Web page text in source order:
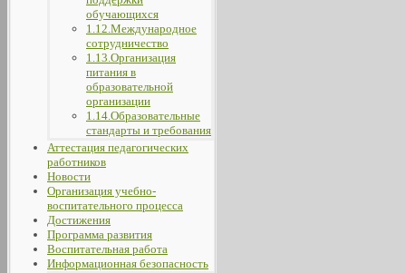
обучающихся
1.12.Международное
сотрудничество
1.13.Организация
питания в
образовательной
организации
1.14.Образовательные
стандарты и требования
Аттестация педагогических
работников
Новости
Организация учебно-
воспитательного процесса
Достижения
Программа развития
Воспитательная работа
Информационная безопасность